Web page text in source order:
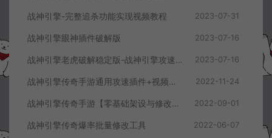
战神引擎-完整追杀功能实现视频教程 2023-07-31
战神引擎眼神插件破解版 2023-07-16
战神引擎老虎破解稳定版-战神引擎攻速网关稳定版 2023-07-16
战神引擎传奇手游通用攻速插件+视频教程 2022-11-24
战神引擎传奇手游【零基础架设与修改全视频教程】 2022-09-01
战神引擎传奇爆率批量修改工具 2022-06-07